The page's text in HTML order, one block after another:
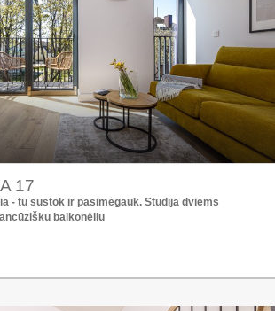
17
- tu sustok ir pasimėgauk. Studija dviems
balkonėliu